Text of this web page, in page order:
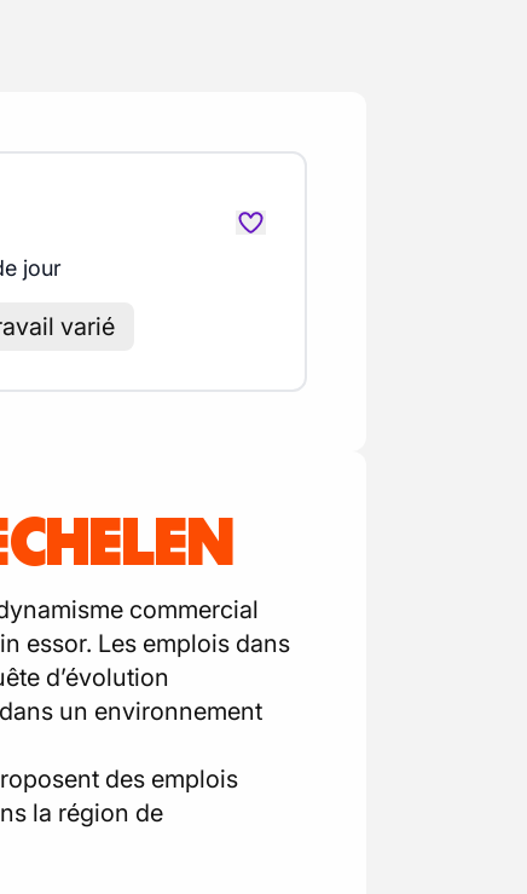
jour
varié
commercial
essor. Les emplois dans
d’évolution
un environnement
des emplois
la région de